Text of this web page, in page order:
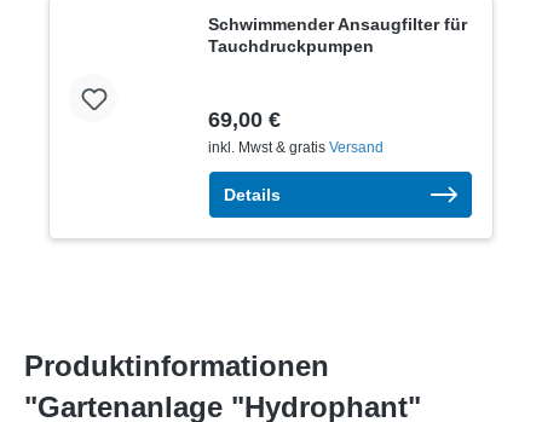
Schwimmender Ansaugfilter für
Tauchdruckpumpen
69,00 €
inkl. Mwst & gratis Versand
Details
Produktinformationen
"Gartenanlage "Hydrophant"